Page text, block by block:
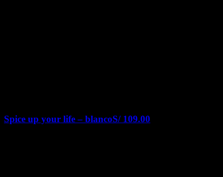
Spice up your life – blancoS/109.00